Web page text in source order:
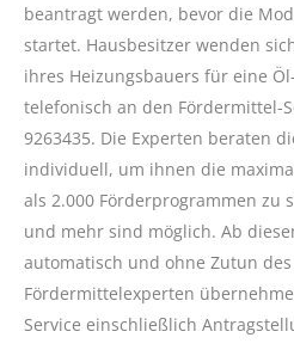
beantragt werden, bevor die
startet. Hausbesitzer wenden
ihres Heizungsbauers für eine
telefonisch an den Fördermittel-
9263435. Die Experten beraten
individuell, um ihnen die
als 2.000 Förderprogrammen zu
und mehr sind möglich. Ab
automatisch und ohne Zutun
Fördermittelexperten
Service einschließlich